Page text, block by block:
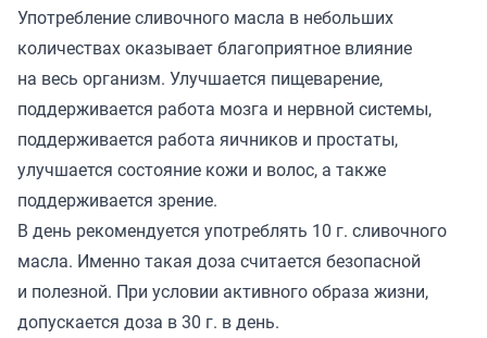
Употребление сливочного масла в небольших
количествах оказывает благоприятное влияние
на весь организм. Улучшается пищеварение,
поддерживается работа мозга и нервной системы,
поддерживается работа яичников и простаты,
улучшается состояние кожи и волос, а также
поддерживается зрение.
В день рекомендуется употреблять 10 г. сливочного
масла. Именно такая доза считается безопасной
и полезной. При условии активного образа жизни,
допускается доза в 30 г. в день.